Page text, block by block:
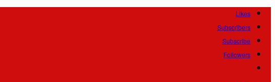
Likes
Subscribers
Subscribe
Followers